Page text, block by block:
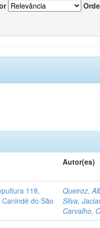
Autor(es)
118,
do São
Queiroz,
Silva,
Carvalho,